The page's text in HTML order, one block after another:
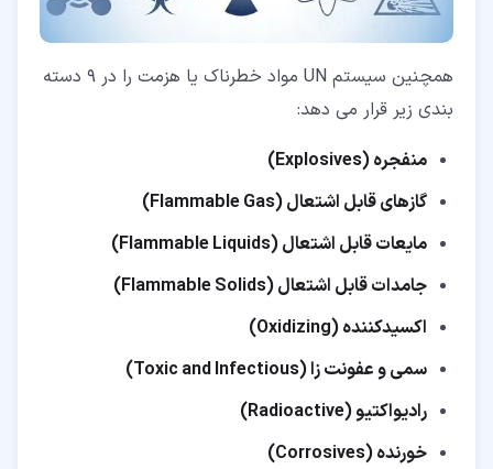
همچنین سیستم UN مواد خطرناک یا هزمت را در 9 دسته
بندی زیر قرار می دهد:
منفجره (Explosives)
گازهای قابل اشتعال (Flammable Gas)
مایعات قابل اشتعال (Flammable Liquids)
جامدات قابل اشتعال (Flammable Solids)
اکسیدکننده (Oxidizing)
سمی و عفونت زا (Toxic and Infectious)
رادیواکتیو (Radioactive)
خورنده (Corrosives)